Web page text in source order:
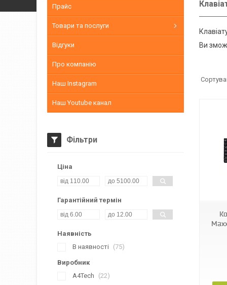
Ви
Прайс
Товари та послуги
Відгуки
Про компанію
Наш Instagram
Наш Youtube канал
Фільтри
Ціна
Гарантійний термін
Наявність
В наявності
75
Виробник
A4Tech
22